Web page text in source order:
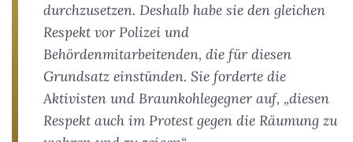
durchzusetzen. Deshalb habe sie den gleichen
Respekt vor Polizei und
Behördenmitarbeitenden, die für diesen
Grundsatz einstünden. Sie forderte die
Aktivisten und Braunkohlegegner auf, „diesen
Respekt auch im Protest gegen die Räumung zu